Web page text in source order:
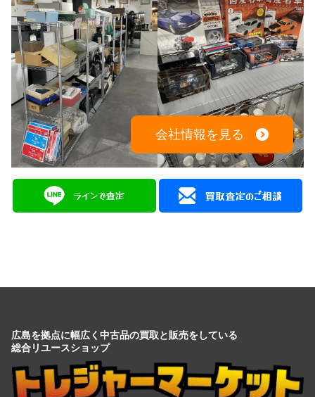
電話でのお問い合わせはこちらから
082-942-0389